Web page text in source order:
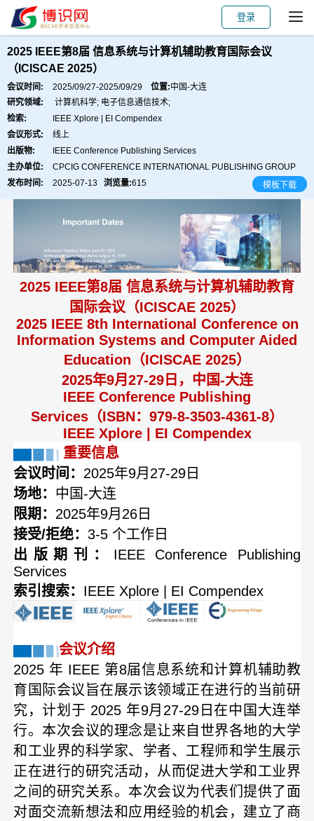
登录
会议主页 主讲嘉宾 会议主题 论文出版
2025 IEEE第8届 信息系统与计算机辅助教育国际会议
（ICISCAE 2025）
会议时间: 2025/09/27-2025/09/29 位置:中国-大连
研究领域:
计算机科学; 电子信息通信技术;
检索:
IEEE Xplore | EI Compendex
会议形式:
线上
出版物:
IEEE Conference Publishing Services
主办单位:
CPCIG CONFERENCE INTERNATIONAL PUBLISHING GROUP
发布时间:
2025-07-13 浏览量:615 模板下载
2025 IEEE第8届 信息系统与计算机辅助教育
国际会议（ICISCAE 2025）
2025 IEEE 8th International Conference on
Information Systems and Computer Aided
Education（ICISCAE 2025）
2025年9月27-29日，中国-大连
IEEE Conference Publishing
Services（ISBN：979-8-3503-4361-8）
IEEE Xplore | EI Compendex
重要信息
会议时间： 2025年9月27-29日
场地： 中国-大连
限期： 2025年9月26日
接受/拒绝：3-5 个工作日
出版期刊： IEEE Conference Publishing
Services
索引搜索： IEEE Xplore | EI Compendex
会议介绍
2025 年 IEEE 第8届信息系统和计算机辅助教
育国际会议旨在展示该领域正在进行的当前研
究，计划 于 2025 年9月27-29日在中国大连举
行。本次会议的理念是让来自世界各地的大学
和工业界的科学家、学者、工程师和学生展示
正在进行的研究活动，从而促进大学和工业界
之间的研究关系。本次会议为代表们提供了面
对面交流新想法和应用经验的机会，建立了商